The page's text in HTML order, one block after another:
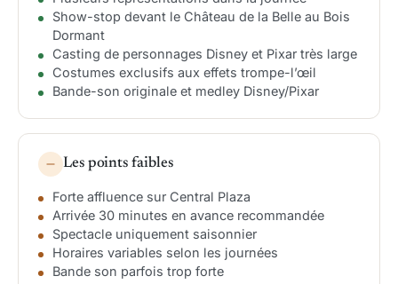
Show-stop devant le Château de la Belle au Bois
Dormant
Casting de personnages Disney et Pixar très large
Costumes exclusifs aux effets trompe-l’œil
Bande-son originale et medley Disney/Pixar
Les points faibles
Forte affluence sur Central Plaza
Arrivée 30 minutes en avance recommandée
Spectacle uniquement saisonnier
Horaires variables selon les journées
Bande son parfois trop forte